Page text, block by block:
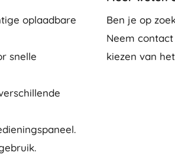
oplaadbare
snelle
Ben je op
Neem
kiezen van